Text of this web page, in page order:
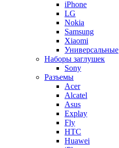
iPhone
LG
Nokia
Samsung
Xiaomi
Универсальные
Наборы заглушек
Sony
Разъемы
Acer
Alcatel
Asus
Explay
Fly
HTC
Huawei